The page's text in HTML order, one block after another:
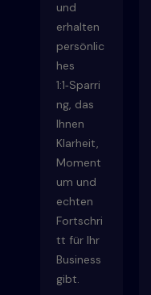
und
erhalten
persönlic
hes
1:1‑Sparri
ng, das
Ihnen
Klarheit,
Moment
um und
echten
Fortschri
tt für Ihr
Business
gibt.